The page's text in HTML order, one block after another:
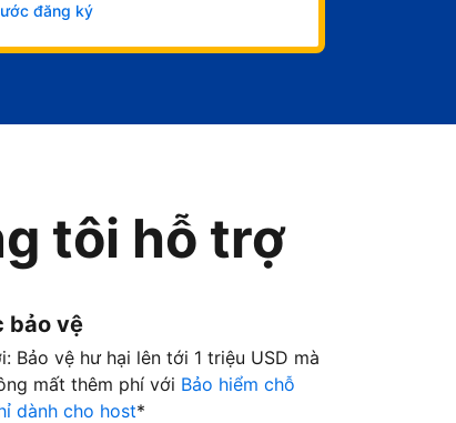
đăng ký
tôi hỗ trợ
bảo vệ
Bảo vệ hư hại lên tới 1 triệu USD mà
mất thêm phí với Bảo hiểm chỗ
dành cho host*